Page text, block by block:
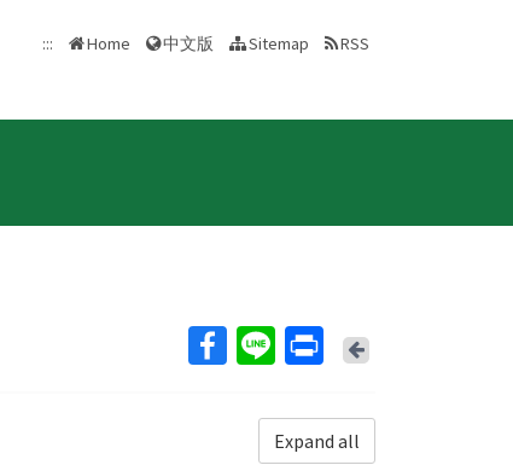
::: Home 中文版 Sitemap RSS
Back
Expand all